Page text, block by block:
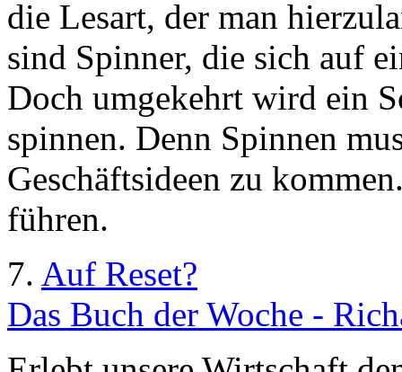
die Lesart, der man
sind Spinner, die sich auf
Doch umgekehrt wird ein
spinnen. Denn Spinnen
Geschäftsideen zu
führen.
7. Auf Reset?
Das Buch der Woche -